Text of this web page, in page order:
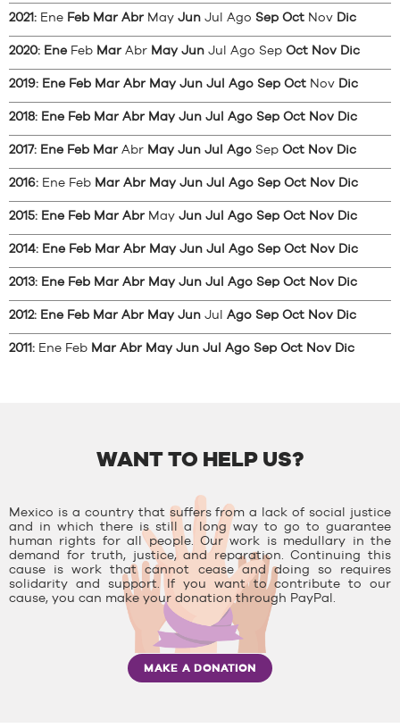
2021: Ene Feb Mar Abr May Jun Jul Ago Sep Oct Nov Dic
2020: Ene Feb Mar Abr May Jun Jul Ago Sep Oct Nov Dic
2019: Ene Feb Mar Abr May Jun Jul Ago Sep Oct Nov Dic
2018: Ene Feb Mar Abr May Jun Jul Ago Sep Oct Nov Dic
2017: Ene Feb Mar Abr May Jun Jul Ago Sep Oct Nov Dic
2016: Ene Feb Mar Abr May Jun Jul Ago Sep Oct Nov Dic
2015: Ene Feb Mar Abr May Jun Jul Ago Sep Oct Nov Dic
2014: Ene Feb Mar Abr May Jun Jul Ago Sep Oct Nov Dic
2013: Ene Feb Mar Abr May Jun Jul Ago Sep Oct Nov Dic
2012: Ene Feb Mar Abr May Jun Jul Ago Sep Oct Nov Dic
2011: Ene Feb Mar Abr May Jun Jul Ago Sep Oct Nov Dic
WANT TO HELP US?
Mexico is a country that suffers from a lack of social justice
and in which there is still a long way to go to guarantee
human rights for all people. Our work is medullary in the
demand for truth, justice, and reparation. Continuing this
cause is work that cannot cease and doing so requires
solidarity and support. If you want to contribute to our
cause, you can make your donation through PayPal.
MAKE A DONATION